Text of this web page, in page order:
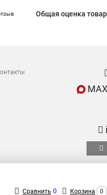
Общая оценка
Сравнить 0 Корзина 0